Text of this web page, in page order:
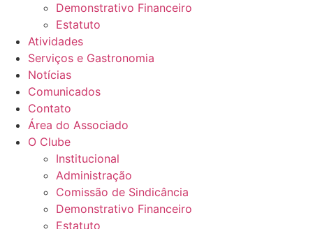
Demonstrativo Financeiro
Estatuto
Atividades
Serviços e Gastronomia
Notícias
Comunicados
Contato
Área do Associado
O Clube
Institucional
Administração
Comissão de Sindicância
Demonstrativo Financeiro
Estatuto